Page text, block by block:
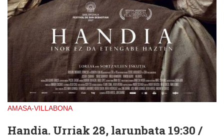
AMASA-VILLABONA
Handia. Urriak 28, larunbata 19:30 /